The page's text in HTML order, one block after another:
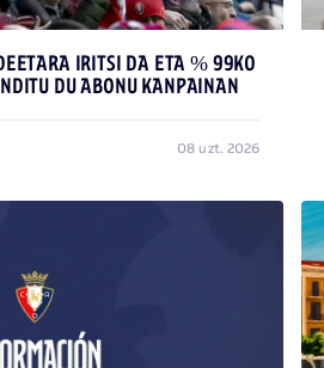
IRITSI DA ETA % 99KO
DU ABONU KANPAINAN
08 uzt. 2026